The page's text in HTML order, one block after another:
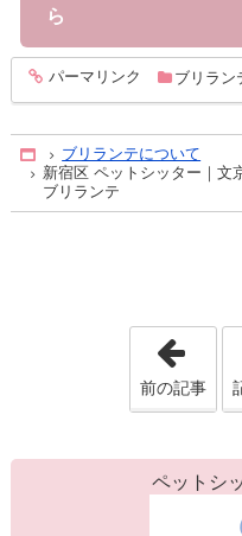
ら
entry352
パーマリンク ブリラン
Home
ブリランテについて
新宿区 ペットシッター｜文
ブリランテ
前の記事
ペットシ